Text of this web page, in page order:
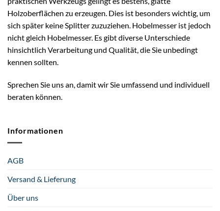
Holzoberflächen zu erzeugen. Dies ist besonders wichtig, um
sich später keine Splitter zuzuziehen. Hobelmesser ist jedoch
nicht gleich Hobelmesser. Es gibt diverse Unterschiede
hinsichtlich Verarbeitung und Qualität, die Sie unbedingt
kennen sollten.
Sprechen Sie uns an, damit wir Sie umfassend und individuell
beraten können.
Informationen
AGB
Versand & Lieferung
Über uns